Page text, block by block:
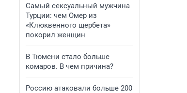
Самый сексуальный мужчина
Турции: чем Омер из
«Клюквенного щербета»
покорил женщин
В Тюмени стало больше
комаров. В чем причина?
Россию атаковали больше 200